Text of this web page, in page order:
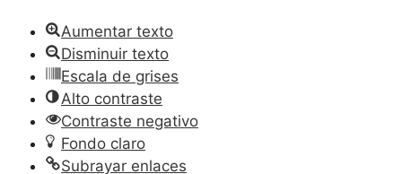
Aumentar texto
Disminuir texto
Escala de grises
Alto contraste
Contraste negativo
Fondo claro
Subrayar enlaces